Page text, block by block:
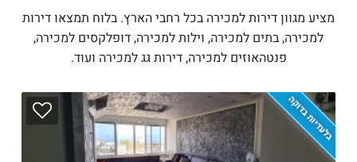
מציע מגוון דירות למכירה בכל רחבי הארץ. בלוח תמצאו דירות
למכירה,בתים למכירה, וילות למכירה,דופלקסים למכירה,
פנטהאוזים למכירה,דירות גג למכירה ועוד.
בלעדיות בדוקה